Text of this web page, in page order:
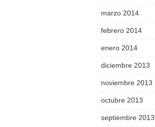
marzo 2014
febrero 2014
enero 2014
diciembre 2013
noviembre 2013
octubre 2013
septiembre 2013